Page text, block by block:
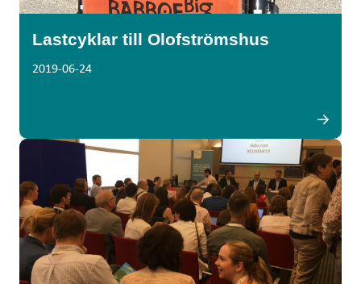
Lastcyklar till Olofströmshus
2019-06-24